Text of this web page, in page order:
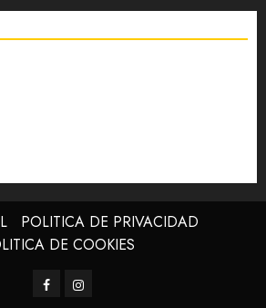
POLITICA DE PRIVACIDAD
DE COOKIES
FacebookInstagram